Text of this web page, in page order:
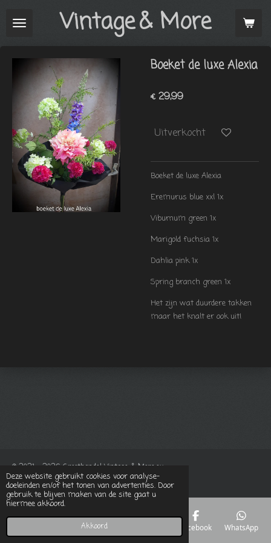
Deze website gebruikt cookies voor analyse-
doeleinden en/of het tonen van advertenties. Door
gebruik te blijven maken van de site gaat u
hiermee akkoord.
Akkoord
direct
hoofdinhoud
Vintage& More
Boeket de luxe Alexia
€ 29,99
Uitverkocht
Boeket de luxe Alexia
Eremurus blue xxl 1x
Viburnum green 1x
Marigold fuchsia 1x
Dahlia pink 1x
Spring branch green 1x
Het zijn wat duurdere takken
maar het knalt er ook uit!
© 2021 - 2026 Groothandel Vintage & More.eu
Powered byJouwWeb
Telefoonnummer Facebook WhatsApp